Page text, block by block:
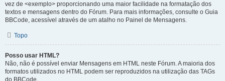
vez de <exemplo> proporcionando uma maior facilidade na formatação dos
textos e mensagens dentro do Fórum. Para mais informações, consulte o Guia
BBCode, acessível através de um atalho no Painel de Mensagens.
Topo
Posso usar HTML?
Não, não é possível enviar Mensagens em HTML neste Fórum. A maioria dos
formatos utilizados no HTML podem ser reproduzidos na utilização das TAGs
do BBCode.